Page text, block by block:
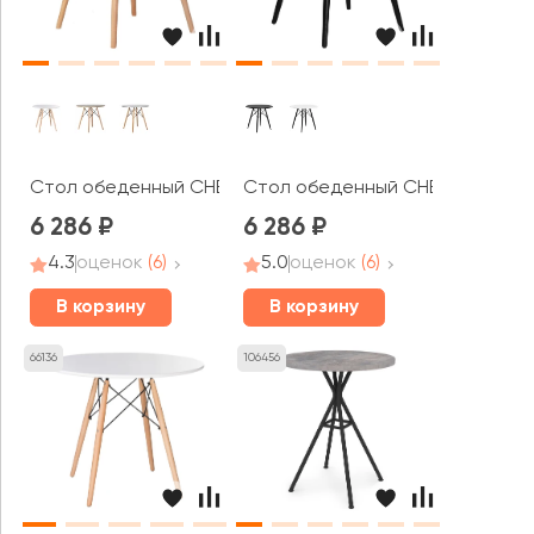
Стол обеденный CHELSEA'80
6 286
4.3оценок (6)
В корзину
Стол обеденный CHELSEA'80
6 286
5.0оценок (6)
В корзину
66136 106456